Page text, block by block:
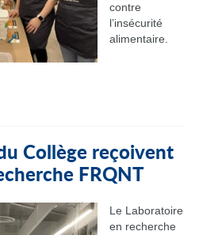
contre
l’insécurité
alimentaire.
Collège reçoivent
FRQNT
Le Laboratoire
en recherche